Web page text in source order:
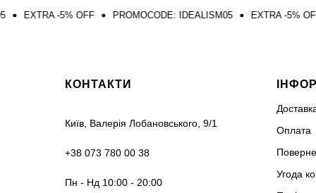
OFF PROMOCODE: IDEALISM05 EXTRA -5% OFF
КОНТАКТИ
Київ, Валерія Лобановського, 9/1
+38 073 780 00 38
Пн - Нд 10:00 - 20:00
Оплата
Угода